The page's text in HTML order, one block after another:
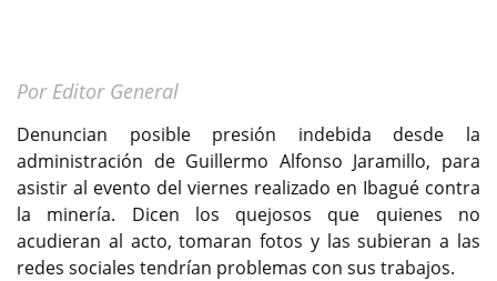
Por Editor General
Denuncian posible presión indebida desde la
administración de Guillermo Alfonso Jaramillo, para
asistir al evento del viernes realizado en Ibagué contra
la minería. Dicen los quejosos que quienes no
acudieran al acto, tomaran fotos y las subieran a las
redes sociales tendrían problemas con sus trabajos.